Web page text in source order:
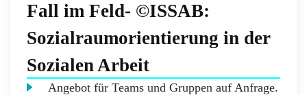
Fall im Feld- ©ISSAB:
Sozialraumorientierung in der
Sozialen Arbeit
Angebot für Teams und Gruppen auf Anfrage.